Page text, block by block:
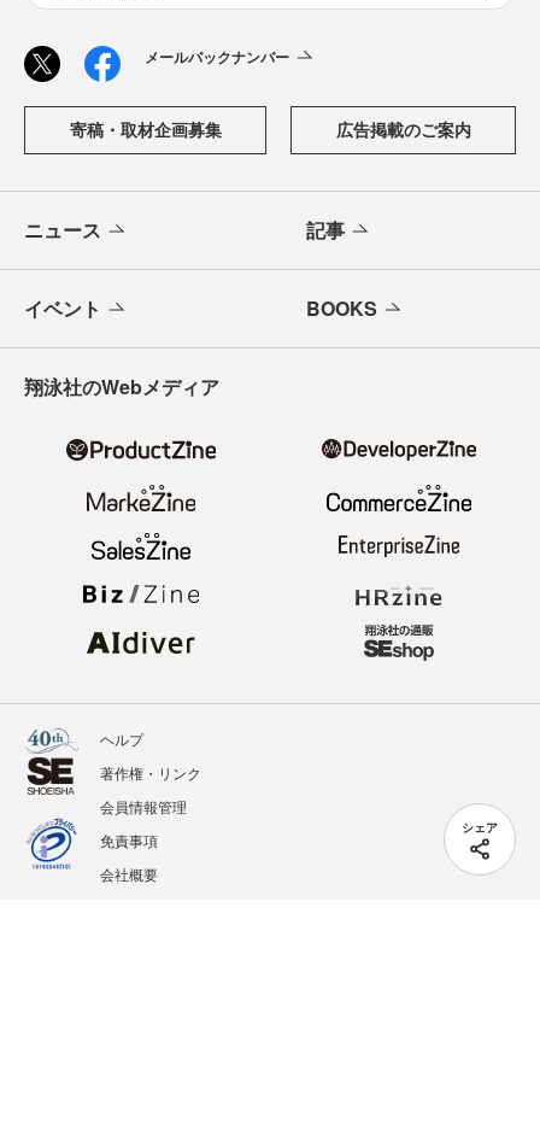
シェア
メールバックナンバー
寄稿・取材企画募集 広告掲載のご案内
ニュース 記事
イベント BOOKS
翔泳社のWebメディア
ヘルプ
著作権・リンク
会員情報管理
免責事項
会社概要